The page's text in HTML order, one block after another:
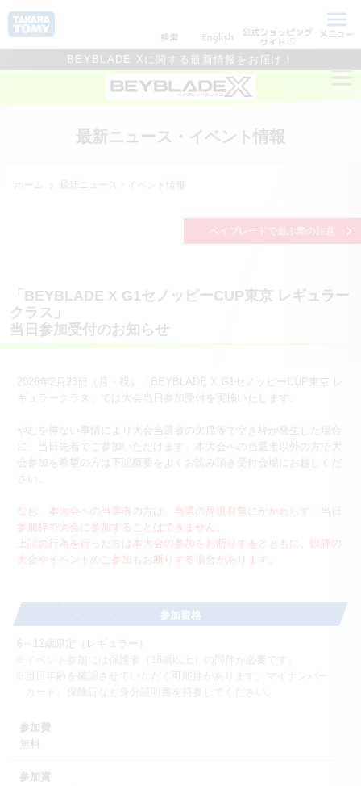
検索 English 公式ショッピング
サイト
メニュー
BEYBLADE Xに関する最新情報をお届け！
最新ニュース・イベント情報
ホーム 最新ニュース・イベント情報
ベイブレードで遊ぶ際の注意
「BEYBLADE X G1セノッピーCUP東京 レギュラー
クラス」
当日参加受付のお知らせ
2026年2月23日（月・祝）「BEYBLADE X G1セノッピーCUP東京 レ
ギュラークラス」では大会当日参加受付を実施いたします。
やむを得ない事情により大会当選者の欠席等で空き枠が発生した場合
に、当日先着でご参加いただけます。本大会への当選者以外の方で大
会参加を希望の方は下記概要をよくお読み頂き受付会場にお越しくだ
さい。
なお、本大会への当選者の方は、当選の辞退有無にかかわらず、当日
参加枠で大会に参加することはできません。
上記の行為を行った方は本大会の参加をお断りするとともに、以降の
大会やイベントのご参加もお断りする場合があります。
参加資格
6～12歳限定（レギュラー）
※イベント参加には保護者（18歳以上）の同伴が必要です。
※当日年齢を確認させていただく可能性があります。マイナンバー
カード、保険証など身分証明書を持参してください。
参加費
無料
参加賞